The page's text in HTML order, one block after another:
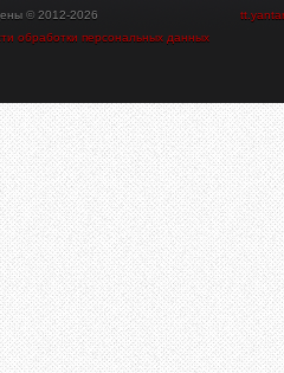
© 2012-2026
обработки персональных данных